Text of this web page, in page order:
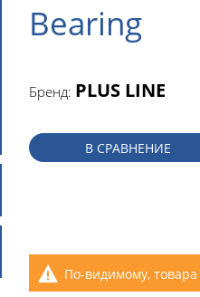
Bearing
Бренд: PLUS LINE
В СРАВНЕНИЕ
По-видимому,